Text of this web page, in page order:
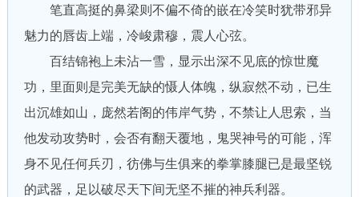
笔直高挺的鼻梁则不偏不倚的嵌在冷笑时犹带邪异
魅力的唇齿上端，冷峻肃穆，震人心弦。
百结锦袍上未沾一雪，显示出深不见底的惊世魔
功，里面则是完美无缺的慑人体魄，纵寂然不动，已生
出沉雄如山，庞然若阁的伟岸气势，不禁让人思索，当
他发动攻势时，会否有翻天覆地，鬼哭神号的可能，浑
身不见任何兵刃，彷佛与生俱来的拳掌膝腿已是最坚锐
的武器，足以破尽天下间无坚不摧的神兵利器。